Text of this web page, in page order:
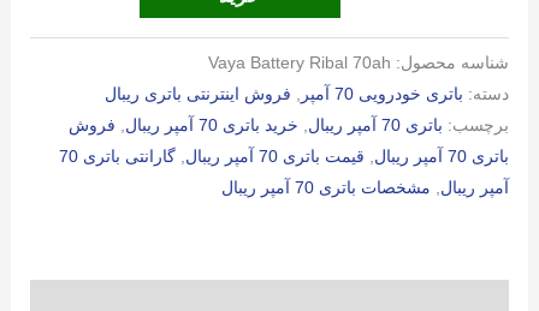
آمپر
شناسه محصول: Vaya Battery Ribal 70ah
دسته: باتری خودرویی 70 آمپر , فروش اینترنتی باتری ریبال
برچسب: باتری 70 آمپر ریبال , خرید باتری 70 آمپر ریبال , فروش
باتری 70 آمپر ریبال
, قیمت باتری 70 آمپر ریبال ,
گارانتی باتری 70
آمپر ریبال, مشخصات باتری 70 آمپر ریبال